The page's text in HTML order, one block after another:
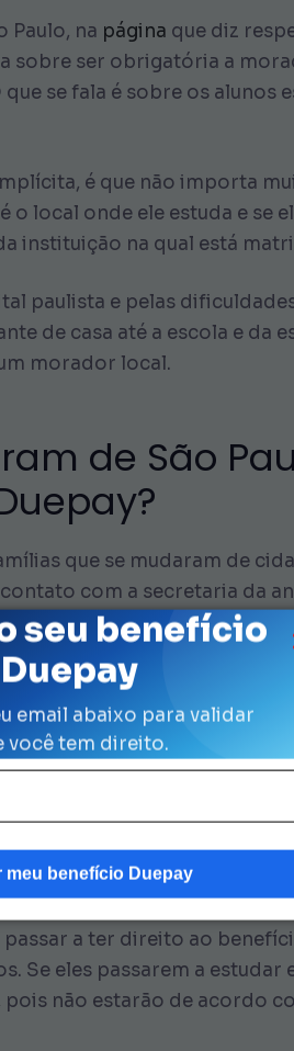
seu benefício
Duepay
email abaixo para validar
você tem direito.
meu benefício Duepay
Paulo, na página que diz
sobre ser obrigatória a
se fala é sobre os alunos
é que não importa
local onde ele estuda e se
instituição na qual está
paulista e pelas
de casa até a escola e da
morador local.
de São
que se mudaram de
com a secretaria da
momento em que
de Educação da cidade
Kit Escolar Duepay e
para que estejam
São Paulo
a ter direito ao
Se eles passarem a estudar
não estarão de acordo